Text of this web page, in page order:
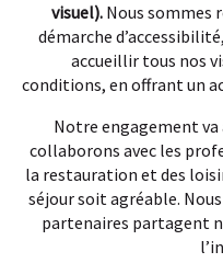
visuel).Nous sommes
démarche
accueillir tous nos
conditions, en offrant un
Notre engagement va
collaborons avec les
la restauration et des
séjour soit agréable.
partenaires partagent